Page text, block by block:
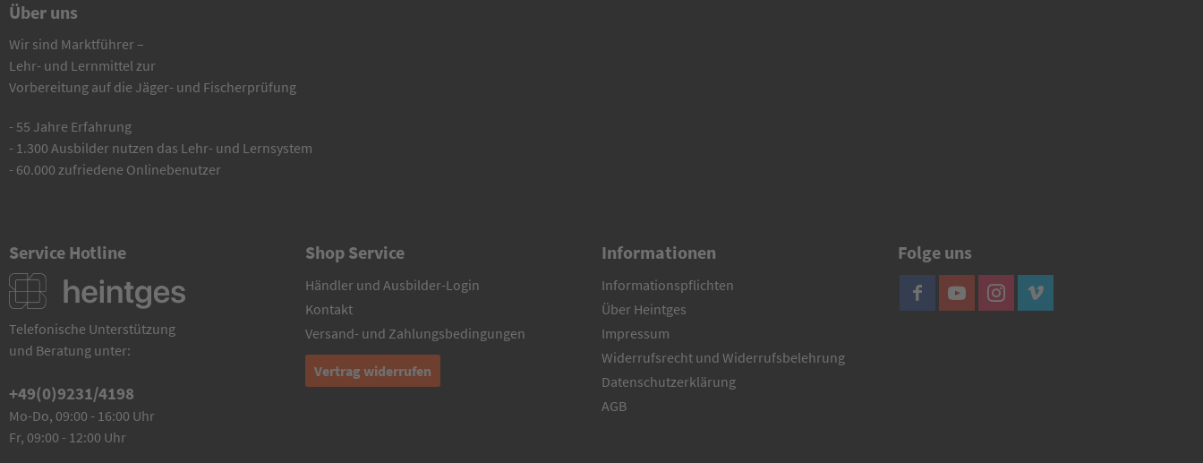
Über uns
Wir sind Marktführer –
Lehr- und Lernmittel zur
Vorbereitung auf die Jäger- und Fischerprüfung
- 55 Jahre Erfahrung
- 1.300 Ausbilder nutzen das Lehr- und Lernsystem
- 60.000 zufriedene Onlinebenutzer
Service Hotline
Telefonische Unterstützung
und Beratung unter:
+49(0)9231/4198
Mo-Do, 09:00 - 16:00 Uhr
Fr, 09:00 - 12:00 Uhr
Shop Service
Händler und Ausbilder-Login
Kontakt
Versand- und Zahlungsbedingungen
Vertrag widerrufen
Informationen
Informationspflichten
Über Heintges
Impressum
Widerrufsrecht und Widerrufsbelehrung
Datenschutzerklärung
AGB
Folge uns